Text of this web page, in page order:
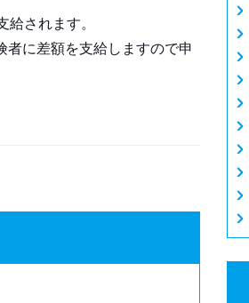
されます。
者に差額を支給しますので申